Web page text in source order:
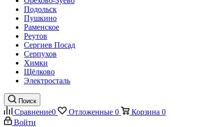
Подольск
Пушкино
Раменское
Реутов
Сергиев Посад
Серпухов
Химки
Щёлково
Электросталь
Поиск
Сравнение0 Отложенные 0 Корзина 0
Войти